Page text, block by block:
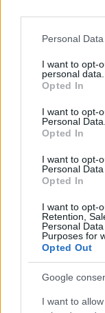
Please note that
not limited to your
grant or deny
use your data for
consent section.
Personal
I want to opt-
personal data.
Opted In
I want to opt-
Personal Data.
Opted In
I want to opt-
Personal
Opted In
I want to opt-
Retention,
Personal
Purposes for
Opted Out
Google
I want to